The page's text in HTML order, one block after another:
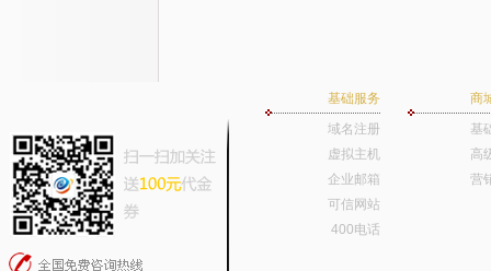
基础服务
域名注册
虚拟主机
企业邮箱
可信网站
400电话
商
基
高
营